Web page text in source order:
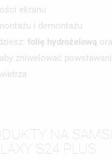
ekranu
i demontażu
folię hydrożelową
zniwelować
NA
S24 PLUS